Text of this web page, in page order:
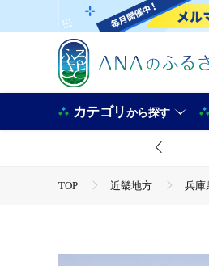
カテゴリから探す
TOP 近畿地方 兵庫